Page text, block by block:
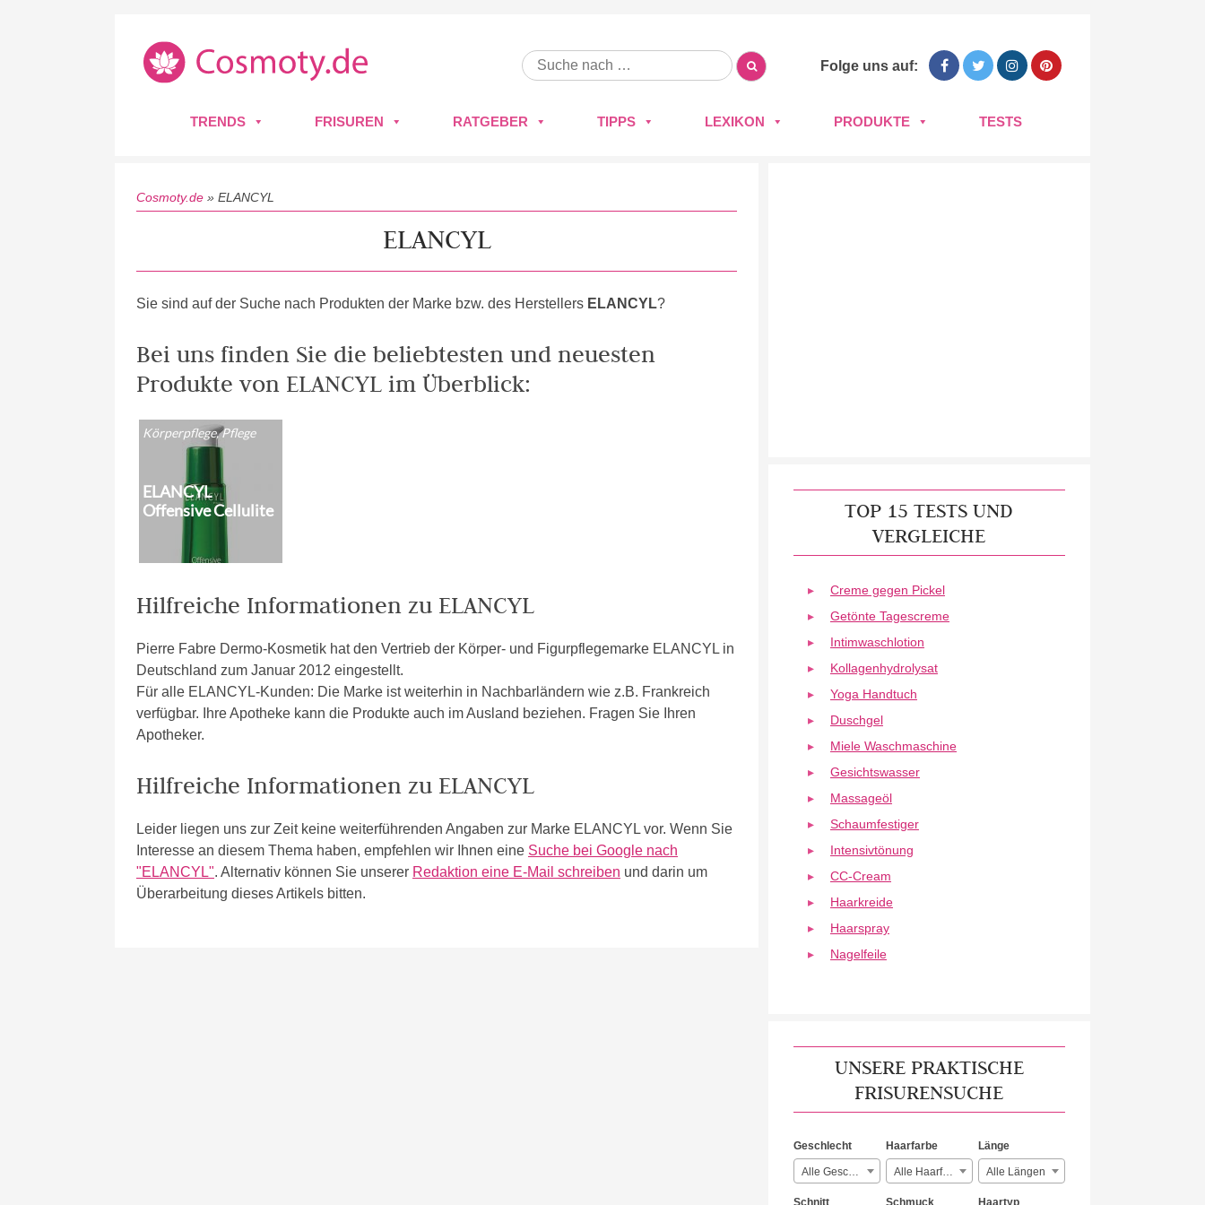
Folge uns auf:
TRENDS FRISUREN RATGEBER TIPPS LEXIKON PRODUKTE TESTS
Cosmoty.de » ELANCYL
ELANCYL
Sie sind auf der Suche nach Produkten der Marke bzw. des Herstellers ELANCYL?
Bei uns finden Sie die beliebtesten und neuesten
Produkte von ELANCYL im Überblick:
Körperpflege, Pflege
ELANCYL
Offensive Cellulite
Hilfreiche Informationen zu ELANCYL
Pierre Fabre Dermo-Kosmetik hat den Vertrieb der Körper- und Figurpflegemarke ELANCYL in
Deutschland zum Januar 2012 eingestellt.
Für alle ELANCYL-Kunden: Die Marke ist weiterhin in Nachbarländern wie z.B. Frankreich
verfügbar. Ihre Apotheke kann die Produkte auch im Ausland beziehen. Fragen Sie Ihren
Apotheker.
Hilfreiche Informationen zu ELANCYL
Leider liegen uns zur Zeit keine weiterführenden Angaben zur Marke ELANCYL vor. Wenn Sie
Interesse an diesem Thema haben, empfehlen wir Ihnen eine Suche bei Google nach
"ELANCYL". Alternativ können Sie unserer Redaktion eine E-Mail schreiben und darin um
Überarbeitung dieses Artikels bitten.
TOP 15 TESTS UND
VERGLEICHE
Creme gegen Pickel
Getönte Tagescreme
Intimwaschlotion
Kollagenhydrolysat
Yoga Handtuch
Duschgel
Miele Waschmaschine
Gesichtswasser
Massageöl
Schaumfestiger
Intensivtönung
CC-Cream
Haarkreide
Haarspray
Nagelfeile
UNSERE PRAKTISCHE
FRISURENSUCHE
Geschlecht
Alle Geschlechter
Haarfarbe
Alle Haarfarben
Länge
Alle Längen
Schnitt Schmuck Haartyp